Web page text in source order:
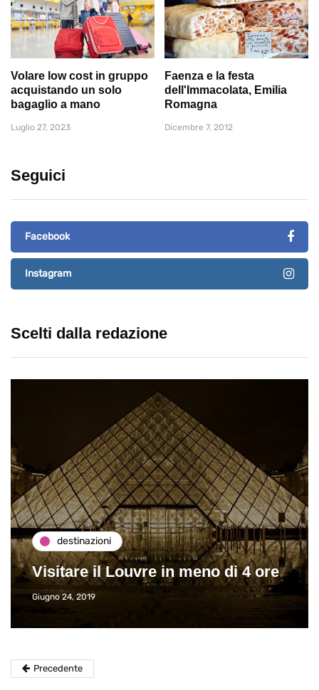
Volare low cost in gruppo
acquistando un solo
bagaglio a mano
Luglio 27, 2023
Faenza e la festa
dell'Immacolata, Emilia
Romagna
Dicembre 7, 2012
Seguici
Facebook
Instagram
Scelti dalla redazione
destinazioni
Visitare il Louvre in meno di 4 ore
Giugno 24, 2019
Precedente